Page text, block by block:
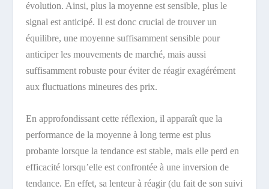
évolution. Ainsi, plus la moyenne est sensible, plus le
signal est anticipé. Il est donc crucial de trouver un
équilibre, une moyenne suffisamment sensible pour
anticiper les mouvements de marché, mais aussi
suffisamment robuste pour éviter de réagir exagérément
aux fluctuations mineures des prix.
En approfondissant cette réflexion, il apparaît que la
performance de la moyenne à long terme est plus
probante lorsque la tendance est stable, mais elle perd en
efficacité lorsqu’elle est confrontée à une inversion de
tendance. En effet, sa lenteur à réagir (du fait de son suivi